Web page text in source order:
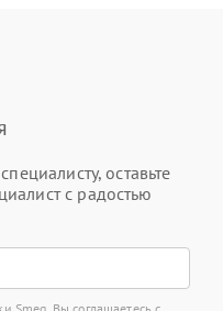
оставьте
с радостью